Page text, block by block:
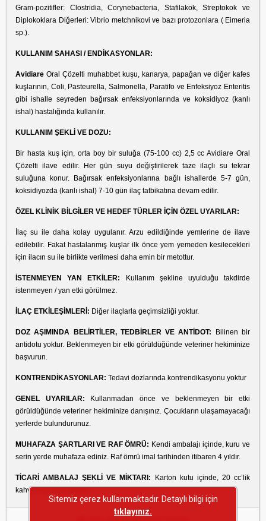
Gram-pozitifler: Clostridia, Corynebacteria, Stafilakok, Streptokok ve
Diplokoklara Diğerleri: Vibrio metchnikovi ve bazı protozonlara ( Eimeria
sp.).
KULLANIM SAHASI / ENDİKASYONLAR:
Avidiare Oral Çözelti muhabbet kuşu, kanarya, papağan ve diğer kafes
kuşlarının, Coli, Pasteurella, Salmonella, Paratifo ve Enfeksiyoz Enteritis
gibi ishalle seyreden bağırsak enfeksiyonlarında ve koksidiyoz (kanlı
ishal) hastalığında kullanılır.
KULLANIM ŞEKLİ VE DOZU:
Bir hasta kuş için, orta boy bir suluğa (75-100 cc) 2,5 cc Avidiare Oral
Çözelti ilave edilir. Her gün suyu değiştirilerek taze ilaçlı su tekrar
suluğuna konur. Bağırsak enfeksiyonlarına bağlı ishallerde 5-7 gün,
koksidiyozda (kanlı ishal) 7-10 gün ilaç tatbikatına devam edilir.
ÖZEL KLİNİK BİLGİLER VE HEDEF TÜRLER İÇİN ÖZEL UYARILAR:
İlaç su ile daha kolay uygulanır. Arzu edildiğinde yemlerine de ilave
edilebilir. Fakat hastalanmış kuşlar ilk önce yem yemeden kesilecekleri
için ilacın su ile birlikte verilmesi daha emin bir metottur.
İSTENMEYEN YAN ETKİLER:
Kullanım şekline uyulduğu takdirde
istenmeyen / yan etki görülmez.
İLAÇ ETKİLEŞİMLERİ: Diğer ilaçlarla geçimsizliği yoktur.
DOZ AŞIMINDA BELİRTİLER, TEDBİRLER VE ANTİDOT:
Bilinen bir
antidotu yoktur. Beklenmeyen bir etki görüldüğünde veteriner hekiminize
başvurun.
KONTRENDİKASYONLAR: Tedavi dozlarında kontrendikasyonu yoktur
GENEL UYARILAR:
Kullanmadan önce ve beklenmeyen bir etki
görüldüğünde veteriner hekiminize danışınız. Çocukların ulaşamayacağı
yerlerde bulundurunuz.
MUHAFAZA ŞARTLARI VE RAF ÖMRÜ: Kendi ambalajı içinde, kuru ve
serin yerde muhafaza ediniz. Raf ömrü imal tarihinden itibaren 4 yıldır.
TİCARİ AMBALAJ ŞEKLİ VE MİKTARI:
Karton kutu içinde, 20 cc’lik
kahverengi cam şişede
Sitemiz çerez kullanmaktadır. Detaylı bilgi için
tıklayınız.